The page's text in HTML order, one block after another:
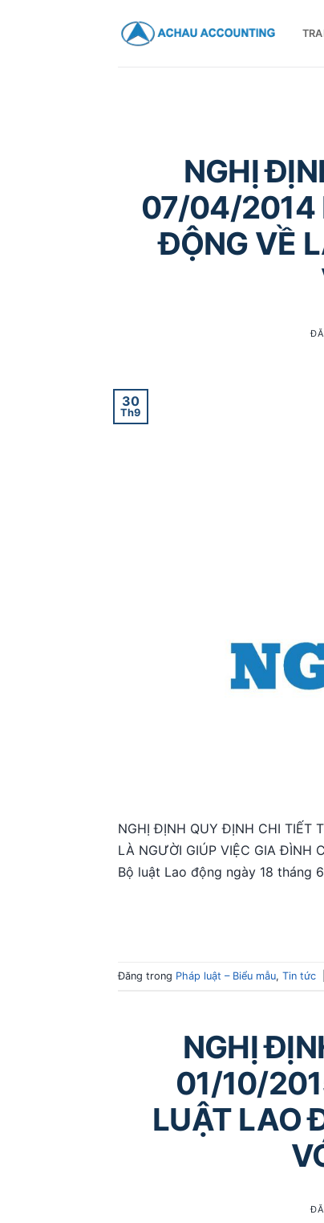
NGHỊ
07/04/2014
ĐỘNG VỀ
30
Th9
NGHỊ ĐỊNH QUY ĐỊNH CHI TIẾT
LÀ NGƯỜI GIÚP VIỆC GIA ĐÌNH
Bộ luật Lao động ngày 18 tháng
Đăng trong Pháp luật – Biểu mẫu, Tin tức
NGHỊ
01/10/
LUẬT LAO